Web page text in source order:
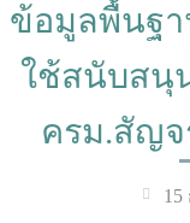
ข้อมูลพื้นฐ
ใช้สนับสนุ
ครม.สัญจ
15